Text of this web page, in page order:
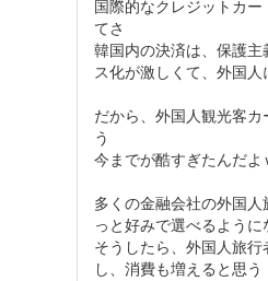
国際的なクレジットカー
てさ
韓国内の決済は、保護
ス化が激しくて、外国
だから、外国人観光客
う
今までが酷すぎたんだよ
多くの金融会社の外国
っと好みで選べるよう
そうしたら、外国人旅
し、消費も増えると思う